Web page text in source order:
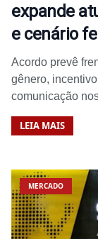
expande
e cenário
Acordo prevê
gênero,
comunicação
LEIA MAIS
MERCADO